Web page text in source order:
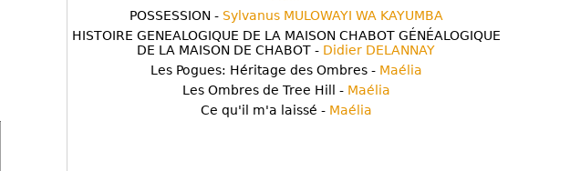
POSSESSION - Sylvanus MULOWAYI WA KAYUMBA
HISTOIRE GENEALOGIQUE DE LA MAISON CHABOT GÉNÉALOGIQUE
DE LA MAISON DE CHABOT - Didier DELANNAY
Les Pogues: Héritage des Ombres - Maélia
Les Ombres de Tree Hill - Maélia
Ce qu'il m'a laissé - Maélia